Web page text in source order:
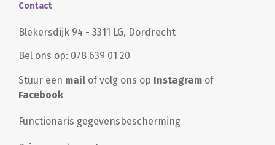
Contact
Blekersdijk 94 - 3311 LG, Dordrecht
Bel ons op: 078 639 01 20
Stuur een mail of volg ons op Instagram of
Facebook
Functionaris gegevensbescherming